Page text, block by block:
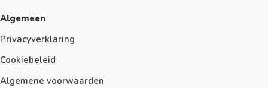
Algemeen
Privacyverklaring
Cookiebeleid
Algemene voorwaarden